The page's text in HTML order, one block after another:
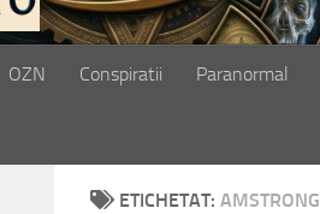
OZN Conspiratii Paranormal
ETICHETAT: AMSTRONG